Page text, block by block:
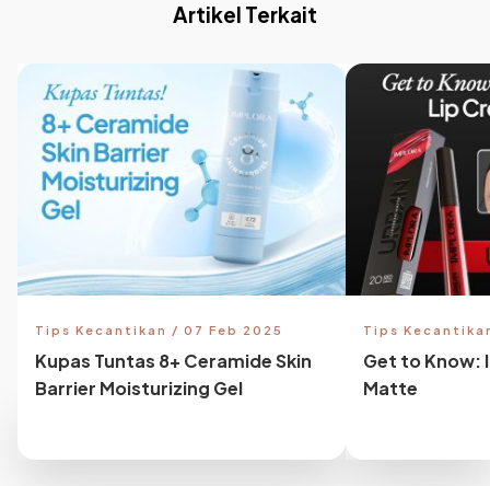
Artikel Terkait
Tips Kecantikan / 07 Feb 2025
Kupas Tuntas 8+ Ceramide Skin
Barrier Moisturizing Gel
Tips
Get to Know:
Matte